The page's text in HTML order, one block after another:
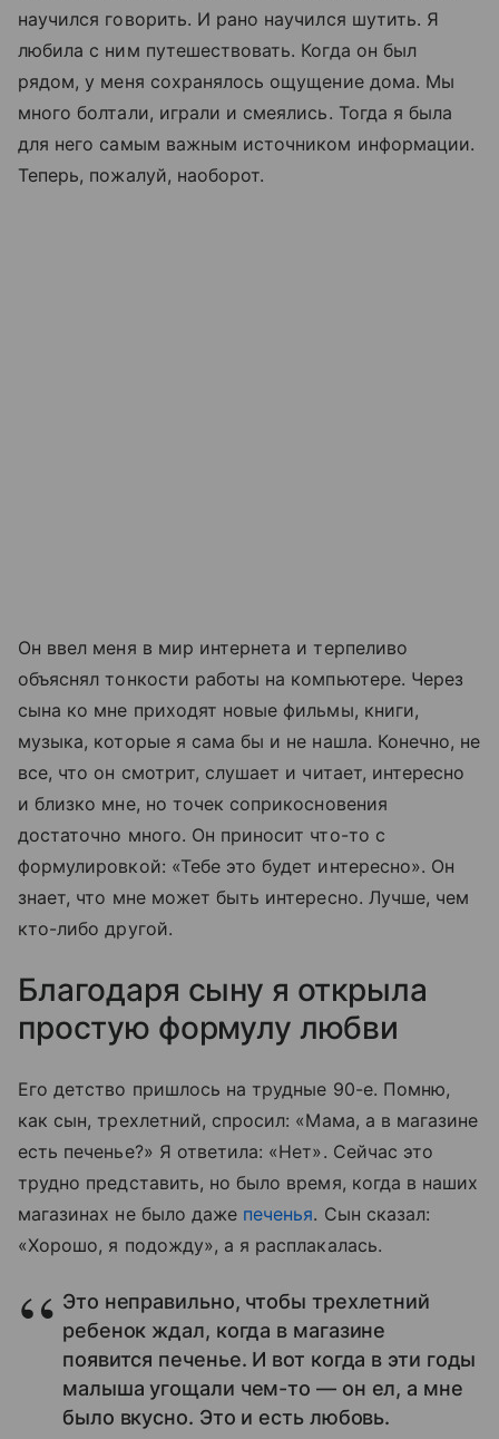
научился говорить. И рано научился шутить. Я
любила с ним путешествовать. Когда он был
рядом, у меня сохранялось ощущение дома. Мы
много болтали, играли и смеялись. Тогда я была
для него самым важным источником информации.
Теперь, пожалуй, наоборот.
Он ввел меня в мир интернета и терпеливо
объяснял тонкости работы на компьютере. Через
сына ко мне приходят новые фильмы, книги,
музыка, которые я сама бы и не нашла. Конечно, не
все, что он смотрит, слушает и читает, интересно
и близко мне, но точек соприкосновения
достаточно много. Он приносит что-то с
формулировкой: «Тебе это будет интересно». Он
знает, что мне может быть интересно. Лучше, чем
кто-либо другой.
Благодаря сыну я открыла
простую формулу любви
Его детство пришлось на трудные 90-е. Помню,
как сын, трехлетний, спросил: «Мама, а в магазине
есть печенье?» Я ответила: «Нет». Сейчас это
трудно представить, но было время, когда в наших
магазинах не было даже печенья. Сын сказал:
«Хорошо, я подожду», а я расплакалась.
Это неправильно, чтобы трехлетний
ребенок ждал, когда в магазине
появится печенье. И вот когда в эти годы
малыша угощали чем-то — он ел, а мне
было вкусно. Это и есть любовь.